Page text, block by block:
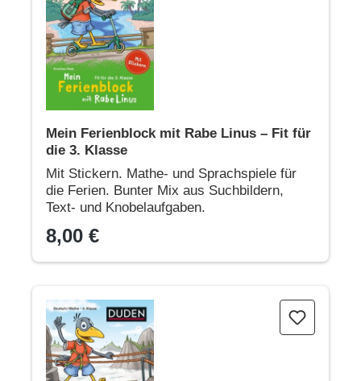
Mein Ferienblock mit Rabe Linus – Fit für
die 3. Klasse
Mit Stickern. Mathe- und Sprachspiele für
die Ferien. Bunter Mix aus Suchbildern,
Text- und Knobelaufgaben.
8,00 €
Mein Ferienblock mit Rabe Linus – Fit für die 4. Klasse